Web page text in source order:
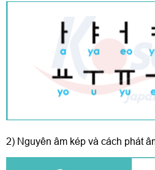
2) Nguyên âm kép và cách phát